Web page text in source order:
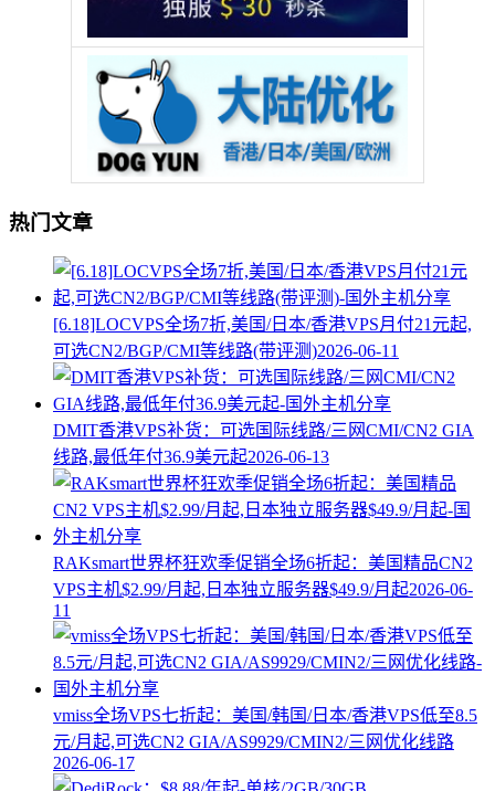
热门文章
[6.18]LOCVPS全场7折,美国/日本/香港VPS月付21元起,
可选CN2/BGP/CMI等线路(带评测)2026-06-11
DMIT香港VPS补货：可选国际线路/三网CMI/CN2 GIA
线路,最低年付36.9美元起2026-06-13
RAKsmart世界杯狂欢季促销全场6折起：美国精品CN2
VPS主机$2.99/月起,日本独立服务器$49.9/月起2026-06-
11
vmiss全场VPS七折起：美国/韩国/日本/香港VPS低至8.5
元/月起,可选CN2 GIA/AS9929/CMIN2/三网优化线路
2026-06-17